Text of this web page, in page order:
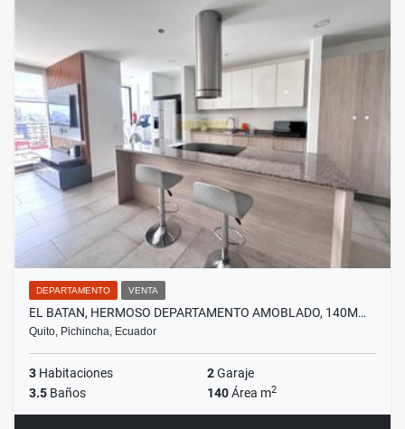
DEPARTAMENTO VENTA
EL BATAN, HERMOSO DEPARTAMENTO AMOBLADO, 140M…
Quito, Pichincha, Ecuador
3 Habitaciones 2Garaje
3.5 Baños 140Área m2